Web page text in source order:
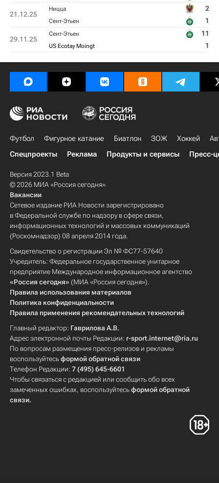
21.12.25
Ницца 2
Сент-Этьен 1
29.11.25
Сент-Этьен 11
US Ecotay Moingt 1
Футбол Фигурное катание Биатлон ЗОЖ Хоккей
Спецпроекты
Реклама Продукты и сервисы Пресс-
Версия 2023.1 Beta
© 2026 МИА «Россия сегодня»
Вакансии
Сетевое издание РИА Новости зарегистрировано
в Федеральной службе по надзору в сфере связи,
информационных технологий и массовых коммуникаций
(Роскомнадзор) 08 апреля 2014 года.
Свидетельство о регистрации Эл № ФС77-57640
Учредитель: Федеральное государственное унитарное
предприятие Международное информационное агентство
«Россия сегодня» (МИА «Россия сегодня»).
Правила использования материалов
Политика конфиденциальности
Правила применения рекомендательных технологий
Главный редактор: Гаврилова А.В.
Адрес электронной почты Редакции: r-sport.internet@ria.ru
По вопросам размещения пресс-релизов и рекламы
воспользуйтесьформой обратной связи
Телефон Редакции: 7 (495) 645-6601
Чтобы связаться с редакцией или сообщить обо всех
замеченных ошибках, воспользуйтесьформой обратной
связи.